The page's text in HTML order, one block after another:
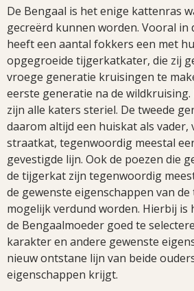
De Bengaal is het enige kattenras
gecreërd kunnen worden. Vooral in
heeft een aantal fokkers een met
opgegroeide tijgerkatkater, die zij
vroege generatie kruisingen te
eerste generatie na de
zijn alle katers steriel. De tweede
daarom altijd een huiskat als vader,
straatkat, tegenwoordig meestal
gevestigde lijn. Ook de poezen die
de tijgerkat zijn tegenwoordig
de gewenste eigenschappen van
mogelijk verdund worden. Hierbij is
de Bengaalmoeder goed te
karakter en andere gewenste
nieuw ontstane lijn van beide
eigenschappen krijgt.